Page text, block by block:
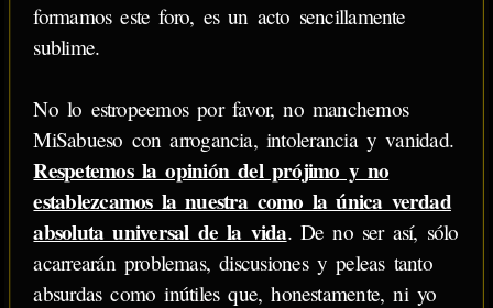
formamos este foro, es un acto sencillamente
sublime.
No lo estropeemos por favor, no manchemos
MiSabueso con arrogancia, intolerancia y vanidad.
Respetemos la opinión del prójimo y no
establezcamos la nuestra como la única verdad
absoluta universal de la vida. De no ser así, sólo
acarrearán problemas, discusiones y peleas tanto
absurdas como inútiles que, honestamente, ni yo